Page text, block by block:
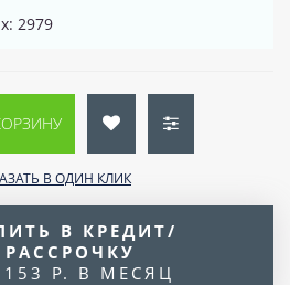
2979
В ОДИН КЛИК
В КРЕДИТ/
РАССРОЧКУ
Р. В МЕСЯЦ